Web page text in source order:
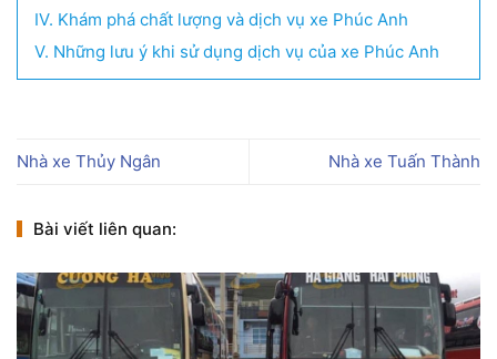
IV. Khám phá chất lượng và dịch vụ xe Phúc Anh
V. Những lưu ý khi sử dụng dịch vụ của xe Phúc Anh
Nhà xe Thủy Ngân Nhà xe Tuấn Thành
Bài viết liên quan: